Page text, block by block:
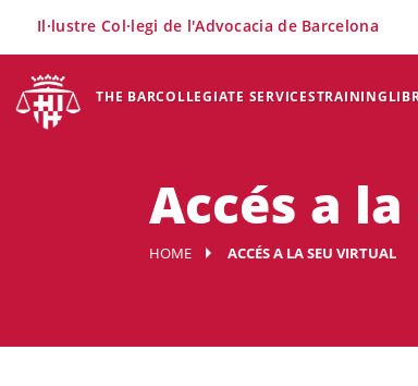
THE BARCOLLEGIATE SERVICESTRAINING
Il·lustre Col·legi de l'Advocacia de Barcelona
Accés a
HOME ACCÉS A LA SEU VIRTUAL